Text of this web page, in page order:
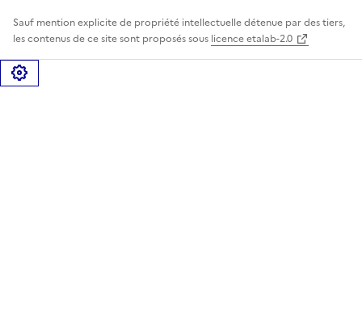
Sauf mention explicite de propriété intellectuelle détenue par des tiers,
les contenus de ce site sont proposés sous licence etalab-2.0
Gérer les cookies